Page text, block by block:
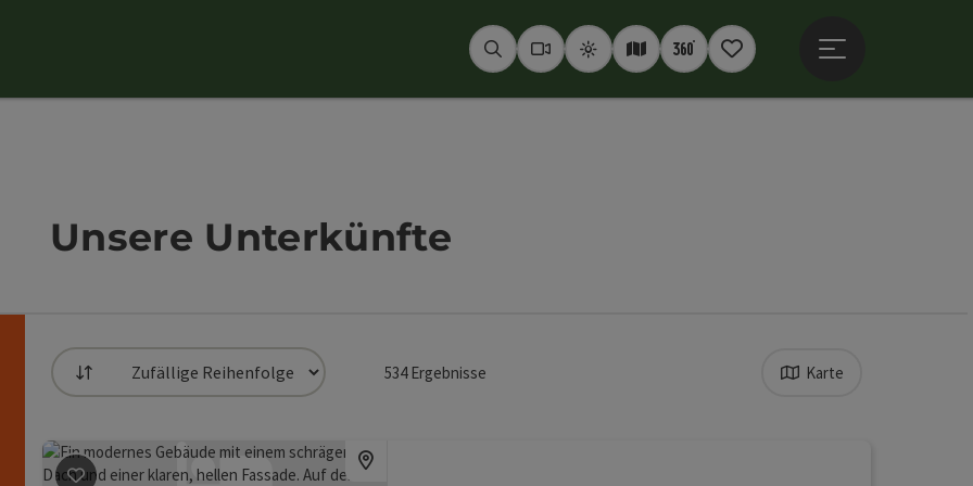
SuchenWebcams
WetterInteraktive Karte
360° Panoramen
Merkzettel
Unsere Unterkünfte
Liste stehen Filter zur Verfügung mit denen die Auswahl verfeinert werden kann. Die Ergebnisse in
Sortierung 534Ergebnisse Karte
Beitrag merken: Ziegelstadel